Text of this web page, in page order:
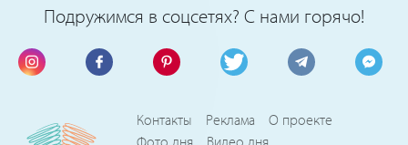
Подружимся в соцсетях? С нами горячо!
Контакты Реклама
О проекте
Фото дня
Видео дня